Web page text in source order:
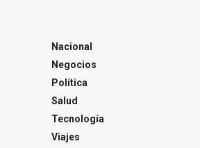
Nacional
Negocios
Política
Salud
Tecnología
Viajes